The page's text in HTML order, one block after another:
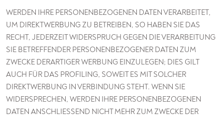
WERDEN IHRE PERSONENBEZOGENEN DATEN VERARBEITET,
UM DIREKTWERBUNG ZU BETREIBEN, SO HABEN SIE DAS
RECHT, JEDERZEIT WIDERSPRUCH GEGEN DIE VERARBEITUNG
SIE BETREFFENDER PERSONENBEZOGENER DATEN ZUM
ZWECKE DERARTIGER WERBUNG EINZULEGEN; DIES GILT
AUCH FÜR DAS PROFILING, SOWEIT ES MIT SOLCHER
DIREKTWERBUNG IN VERBINDUNG STEHT. WENN SIE
WIDERSPRECHEN, WERDEN IHRE PERSONENBEZOGENEN
DATEN ANSCHLIESSEND NICHT MEHR ZUM ZWECKE DER